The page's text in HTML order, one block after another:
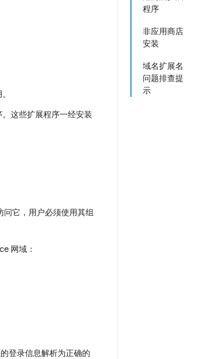
程序
非应用商店
安装
域名扩展名
问题排查提
示
这些扩展程序一经安装
它，用户必须使用其组
网域：
登录信息解析为正确的